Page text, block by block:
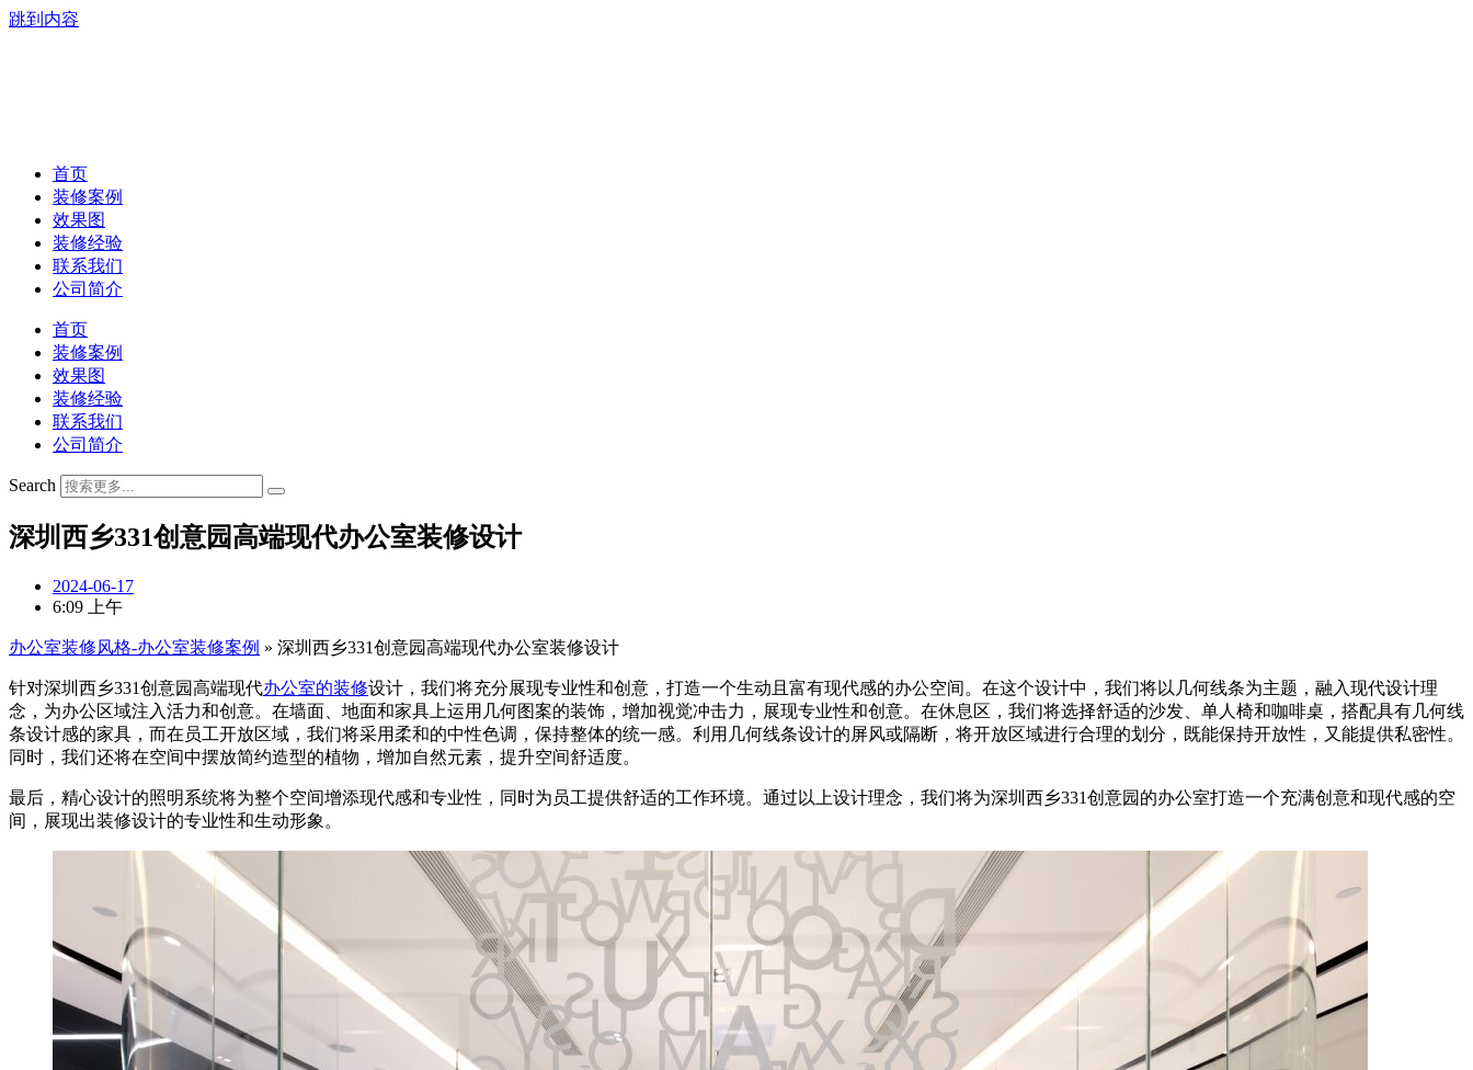
跳到内容
首页
装修案例
效果图
装修经验
联系我们
公司简介
首页
装修案例
效果图
装修经验
联系我们
公司简介
Search
深圳西乡331创意园高端现代办公室装修设计
2024-06-17
6:09 上午
办公室装修风格-办公室装修案例 » 深圳西乡331创意园高端现代办公室装修设计
针对深圳西乡331创意园高端现代办公室的装修设计，我们将充分展现专业性和创意，打造一个生动且富有现代感的办公空间。在这个设计中，我们将以几何线条为主题，融入现代设计理
念，为办公区域注入活力和创意。在墙面、地面和家具上运用几何图案的装饰，增加视觉冲击力，展现专业性和创意。在休息区，我们将选择舒适的沙发、单人椅和咖啡桌，搭配具有几何线
条设计感的家具，而在员工开放区域，我们将采用柔和的中性色调，保持整体的统一感。利用几何线条设计的屏风或隔断，将开放区域进行合理的划分，既能保持开放性，又能提供私密性。
同时，我们还将在空间中摆放简约造型的植物，增加自然元素，提升空间舒适度。
最后，精心设计的照明系统将为整个空间增添现代感和专业性，同时为员工提供舒适的工作环境。通过以上设计理念，我们将为深圳西乡331创意园的办公室打造一个充满创意和现代感的空
间，展现出装修设计的专业性和生动形象。